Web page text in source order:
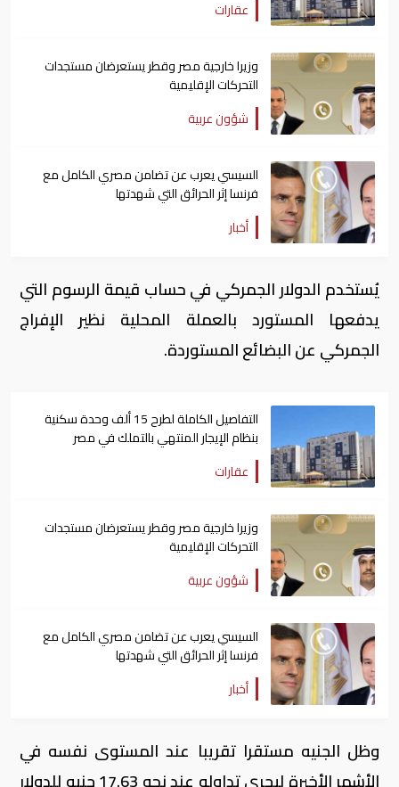
عقارات
وزيرا خارجية مصر وقطر يستعرضان مستجدات
التحركات الإقليمية
شؤون عربية
السيسي يعرب عن تضامن مصري الكامل مع
فرنسا إثر الحرائق التي شهدتها
أخبار
يُستخدم الدولار الجمركي في حساب قيمة الرسوم التي
يدفعها المستورد بالعملة المحلية نظير الإفراج
الجمركي عن البضائع المستوردة.
التفاصيل الكاملة لطرح 15 ألف وحدة سكنية
بنظام الإيجار المنتهي بالتملك في مصر
عقارات
وزيرا خارجية مصر وقطر يستعرضان مستجدات
التحركات الإقليمية
شؤون عربية
السيسي يعرب عن تضامن مصري الكامل مع
فرنسا إثر الحرائق التي شهدتها
أخبار
وظل الجنيه مستقرا تقريبا عند المستوى نفسه في